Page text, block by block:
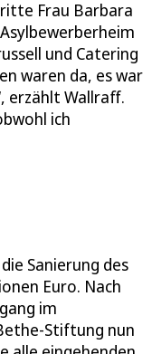
Frau Barbara
und Catering
waren da, es war
erzählt Wallraff.
ich
Sanierung des
Euro. Nach
im
Stiftung nun